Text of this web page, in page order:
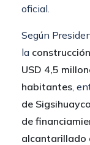
oficial.
Según
la
USD 4,5
habitantes,
de Sigsihuayco
de
alcantarillado